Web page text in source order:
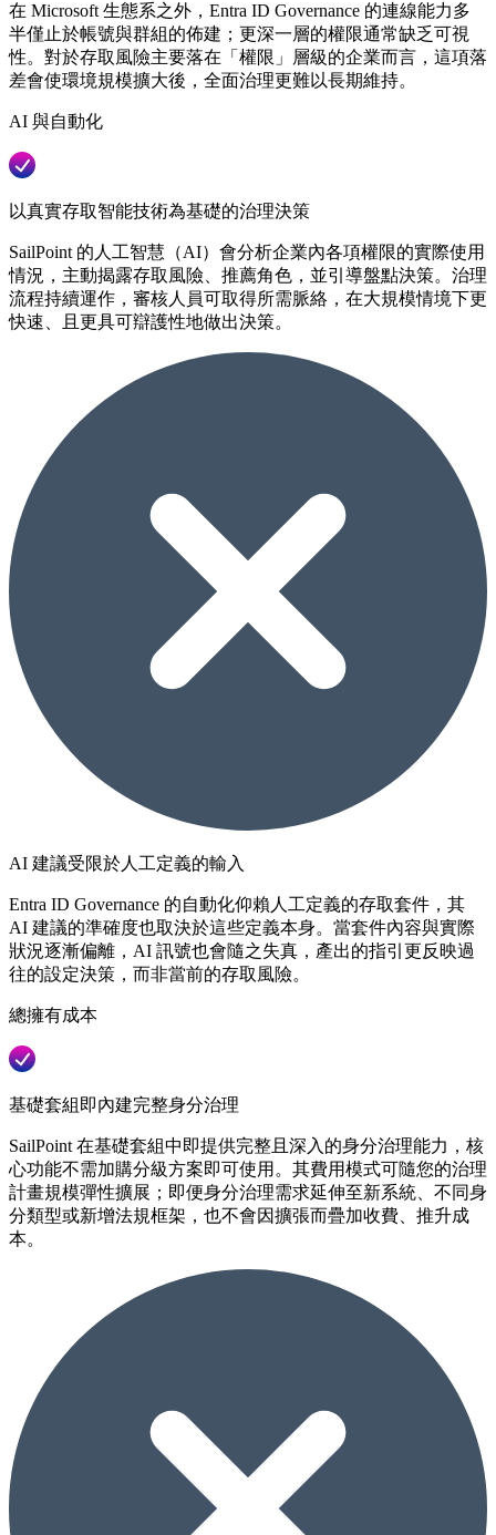
在 Microsoft 生態系之外，Entra ID Governance 的連線能力多
半僅止於帳號與群組的佈建；更深一層的權限通常缺乏可視
性。對於存取風險主要落在「權限」層級的企業而言，這項落
差會使環境規模擴大後，全面治理更難以長期維持。
AI 與自動化
以真實存取智能技術為基礎的治理決策
SailPoint 的人工智慧（AI）會分析企業內各項權限的實際使用
情況，主動揭露存取風險、推薦角色，並引導盤點決策。治理
流程持續運作，審核人員可取得所需脈絡，在大規模情境下更
快速、且更具可辯護性地做出決策。
AI 建議受限於人工定義的輸入
Entra ID Governance 的自動化仰賴人工定義的存取套件，其
AI 建議的準確度也取決於這些定義本身。當套件內容與實際
狀況逐漸偏離，AI 訊號也會隨之失真，產出的指引更反映過
往的設定決策，而非當前的存取風險。
總擁有成本
基礎套組即內建完整身分治理
SailPoint 在基礎套組中即提供完整且深入的身分治理能力，核
心功能不需加購分級方案即可使用。其費用模式可隨您的治理
計畫規模彈性擴展；即便身分治理需求延伸至新系統、不同身
分類型或新增法規框架，也不會因擴張而疊加收費、推升成
本。